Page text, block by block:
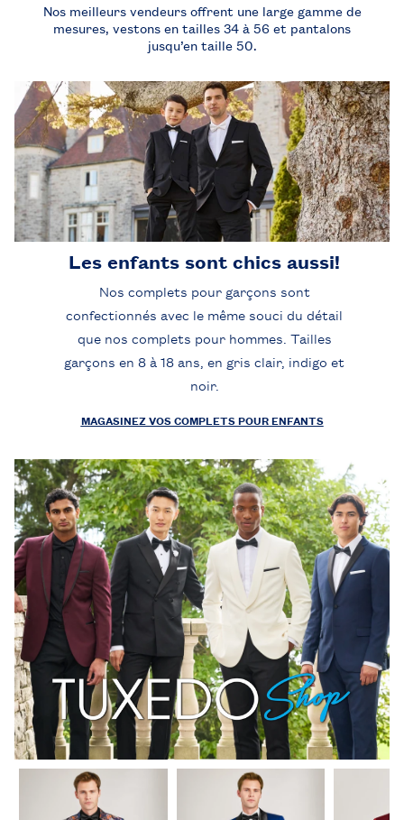
Nos meilleurs vendeurs offrent une large gamme de
mesures, vestons en tailles 34 à 56 et pantalons
jusqu’en taille 50.
Les enfants sont chics aussi!
Nos complets pour garçons sont
confectionnés avec le même souci du détail
que nos complets pour hommes. Tailles
garçons en 8 à 18 ans, en gris clair, indigo et
noir.
MAGASINEZ VOS COMPLETS POUR ENFANTS